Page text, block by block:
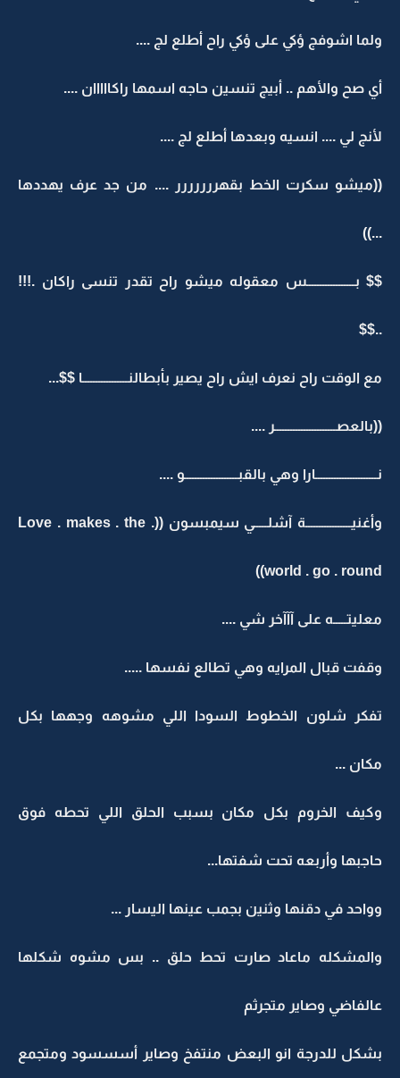
ولما اشوفج ؤكي على ؤكي راح أطلع لج ....
أي صح والأهم .. أبيج تنسين حاجه اسمها راكااااان ....
لأنج لي .... انسيه وبعدها أطلع لج ....
((ميشو سكرت الخط بقهررررررر .... من جد عرف يهددها
...))
$$ بــــــــــــــــــس معقوله ميشو راح تقدر تنسى راكان .!!!
..$$
مع الوقت راح نعرف ايش راح يصير بأبطالنـــــــــــــــــا $$...
((بالعصـــــــــــــــــــــــر ....
نـــــــــــــــــــــــارا وهي بالقبــــــــــــــــــــو ....
وأغنيـــــــــــــــــة آشلـــــي سيمبسون ((Love . makes . the .
world . go . round))
معليتـــــه على آآآخر شي ....
وقفت قبال المرايه وهي تطالع نفسها .....
تفكر شلون الخطوط السودا اللي مشوهه وجهها بكل
مكان ...
وكيف الخروم بكل مكان بسبب الحلق اللي تحطه فوق
حاجبها وأربعه تحت شفتها...
وواحد في دقنها وثنين بجمب عينها اليسار ...
والمشكله ماعاد صارت تحط حلق .. بس مشوه شكلها
عالفاضي وصاير متجرثم
بشكل للدرجة انو البعض منتفخ وصاير أسسسود ومتجمع